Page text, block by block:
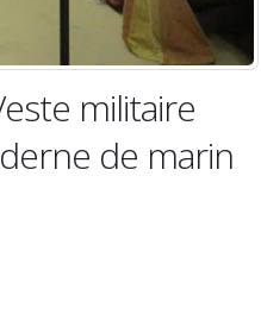
Veste militaire
moderne de marin